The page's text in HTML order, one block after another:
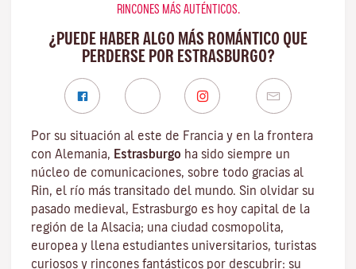
RINCONES MÁS AUTÉNTICOS.
¿PUEDE HABER ALGO MÁS ROMÁNTICO QUE
PERDERSE POR ESTRASBURGO?
Por su situación al este de Francia y en la frontera
con Alemania, Estrasburgo ha sido siempre un
núcleo de comunicaciones, sobre todo gracias al
Rin, el río más transitado del mundo. Sin olvidar su
pasado medieval, Estrasburgo es hoy capital de la
región de la Alsacia; una ciudad cosmopolita,
europea y llena estudiantes universitarios, turistas
curiosos y rincones fantásticos por descubrir: su